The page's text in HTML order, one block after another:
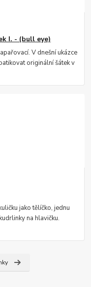
I. - (bull eye)
V dnešní ukázce
originální šátek v
jako tělíčko, jednu
na hlavičku.